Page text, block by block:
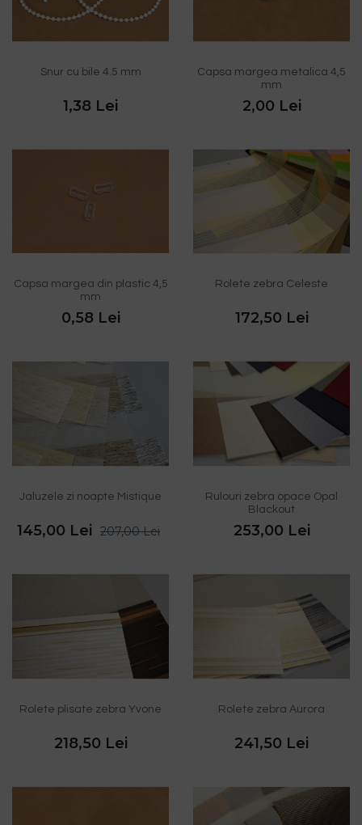
Snur cu bile 4.5 mm
1,38 Lei
Capsa margea metalica 4,5
mm
2,00 Lei
Capsa margea din plastic 4,5
mm
0,58 Lei
Rolete zebra Celeste
172,50 Lei
Jaluzele zi noapte Mistique
145,00 Lei 207,00 Lei
Rulouri zebra opace Opal
Blackout
253,00 Lei
Rolete plisate zebra Yvone
218,50 Lei
Rolete zebra Aurora
241,50 Lei